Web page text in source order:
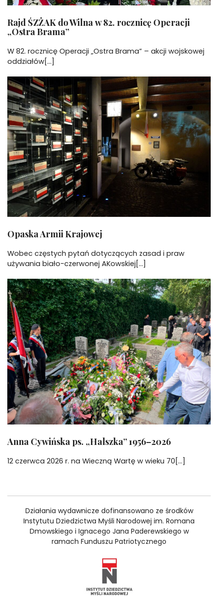
Rajd ŚZŻAK do Wilna w 82. rocznicę Operacji
„Ostra Brama”
W 82. rocznicę Operacji „Ostra Brama” – akcji wojskowej
oddziałów[...]
Opaska Armii Krajowej
Wobec częstych pytań dotyczących zasad i praw
używania biało-czerwonej AKowskiej[...]
Anna Cywińska ps. „Halszka” 1956–2026
12 czerwca 2026 r. na Wieczną Wartę w wieku 70[...]
Działania wydawnicze dofinansowano ze środków
Instytutu Dziedzictwa Myśli Narodowej im. Romana
Dmowskiego i Ignacego Jana Paderewskiego w
ramach Funduszu Patriotycznego